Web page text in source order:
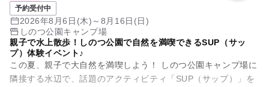
予約受付中
2026年8月6日(木)～8月16日(日)
しのつ公園キャンプ場
親子で水上散歩！しのつ公園で自然を満喫できるSUP（サッ
プ）体験イベント♪
この夏、親子で大自然を満喫しよう！ しのつ公園キャンプ場に
隣接する水辺で、話題のアクティビティ「SUP（サップ）」を